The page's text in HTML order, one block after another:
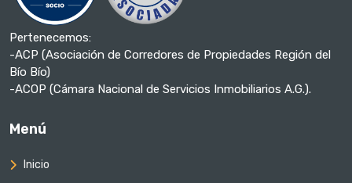
Pertenecemos:
-ACP (Asociación de Corredores de Propiedades Región del
Bío Bío)
-ACOP (Cámara Nacional de Servicios Inmobiliarios A.G.).
Menú
Inicio